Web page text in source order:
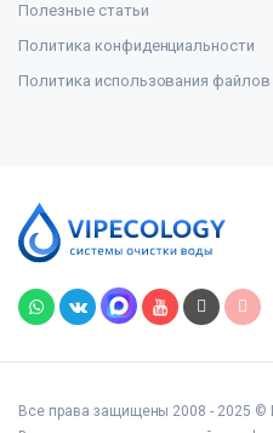
Полезные статьи
Политика конфиденциальности
Политика использования
Все права защищены 2008 - 2025 ©